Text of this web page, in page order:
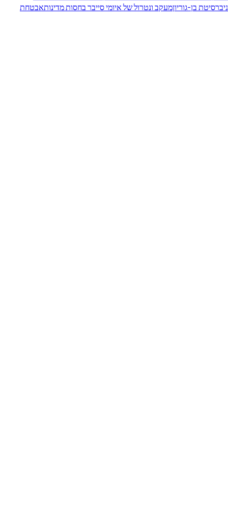
בן-גוריוןמעקב ונטרול של איומי סייבר בחסות מדינותאבטחת